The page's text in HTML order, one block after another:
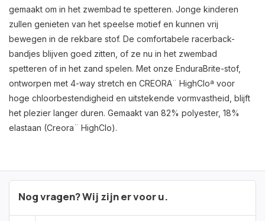
gemaakt om in het zwembad te spetteren. Jonge kinderen
zullen genieten van het speelse motief en kunnen vrij
bewegen in de rekbare stof. De comfortabele racerback-
bandjes blijven goed zitten, of ze nu in het zwembad
spetteren of in het zand spelen. Met onze EnduraBrite-stof,
ontworpen met 4-way stretch en CREORA¨ HighCloª voor
hoge chloorbestendigheid en uitstekende vormvastheid, blijft
het plezier langer duren. Gemaakt van 82% polyester, 18%
elastaan (Creora¨ HighClo).
Nog vragen? Wij zijn er voor u.